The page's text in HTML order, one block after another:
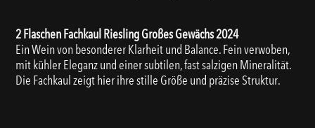
2 Flaschen Fachkaul Riesling Großes Gewächs 2024
Ein Wein von besonderer Klarheit und Balance. Fein verwoben,
mit kühler Eleganz und einer subtilen, fast salzigen Mineralität.
Die Fachkaul zeigt hier ihre stille Größe und präzise Struktur.